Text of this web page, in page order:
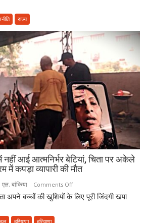
हाईकोर्ट
योगी
से
पूछा-
आखिर
चुनाव
में
देरी
क्यों?
नवंबर
तक
पूरा
करना
राज्य
आई आत्मनिर्भर बेटियां, चिता पर अकेले
में कपड़ा व्यापारी की मौत
बांकिया Comments Offon
पिता
अपने बच्चों की खुशियों के लिए पूरी जिंदगी खपा
हरियाणा हरियाणा